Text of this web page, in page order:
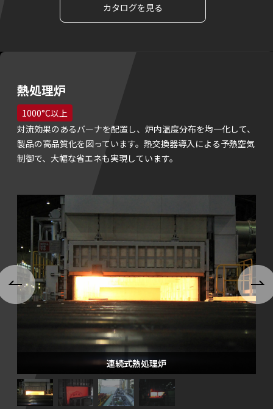
カタログを見る
熱処理炉
1000°C以上
対流効果のあるバーナを配置し、炉内温度分布を均一化して、
製品の高品質化を図っています。熱交換器導入による予熱空気
制御で、大幅な省エネも実現しています。
連続式熱処理炉